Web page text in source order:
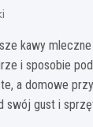
kawy
i sposobie
a domowe
gust i